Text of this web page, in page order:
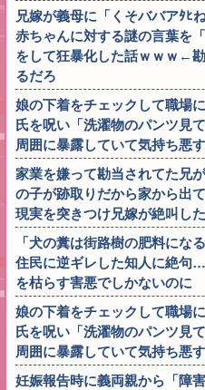
兄嫁が義母に「くそババアﾀﾋ
赤ちゃんに対する謎の言葉を
をして狂暴化した話ｗｗｗ←
るだろ
娘の下着をチェックして職場
氏を呪い「洗濯物のパンツ見
周囲に暴露していて気持ち悪
家業を嫌って勘当されてた兄
の子が跡取りだから家から出
現実を突きつけ兄嫁が絶叫し
「犬の糞は街路樹の肥料にな
住民に逆ギレした知人に絶
を枯らす害悪でしかないのに
娘の下着をチェックして職場
氏を呪い「洗濯物のパンツ見
周囲に暴露していて気持ち悪
妊娠報告時に義両親から「障